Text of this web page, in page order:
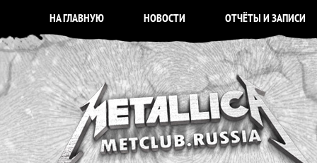
НА ГЛАВНУЮ НОВОСТИ ОТЧЁТЫ И ЗАПИСИ